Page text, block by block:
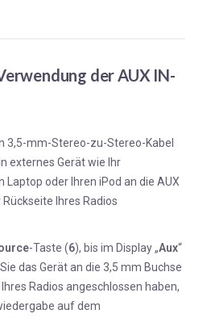
der AUX IN-
3,5-mm-Stereo-zu-Stereo-Kabel
externes Gerät wie Ihr
Laptop oder Ihren iPod an die AUX
Ihres Radios
-Taste (6), bis im Display „Aux“
das Gerät an die 3,5 mm Buchse
Radios angeschlossen haben,
auf dem